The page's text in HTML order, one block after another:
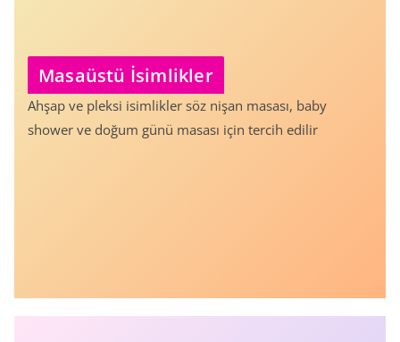
Masaüstü İsimlikler
Ahşap ve pleksi isimlikler söz nişan masası, baby
shower ve doğum günü masası için tercih edilir